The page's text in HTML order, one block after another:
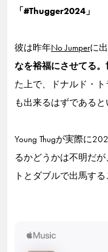
「#Thugger2024」
彼は昨年No Jumperに
なを裕福にさせてる。
た上で、ドナルド・
も出来るはずであると
Young Thugが実際に
るかどうかは不明だ
トとダブルで出馬す